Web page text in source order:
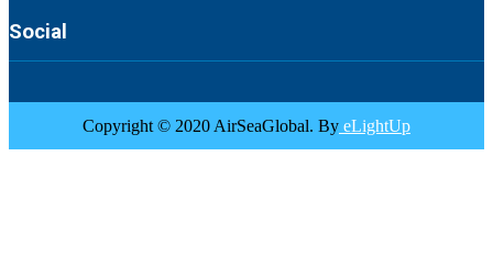
Social
Copyright © 2020 AirSeaGlobal. By eLightUp